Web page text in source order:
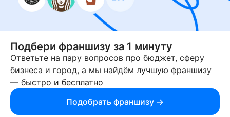
предоставления франшизы и действия лиц,
осуществленные на основании информации, имеющейся
на сайте или полученной через него. За достоверность
предоставленной информации несет ответственность
правообладатель.
© 2013-2026 Бизнесменс.ру. ИП Богомолов Ю. А. ИНН
166109472099 ОГРН 1315169000030181.
При использовании материалов гиперссылка на businessmens.ru
обязательна. 12+
Подбери франшизу за 1 минуту
Ответьте на пару вопросов про бюджет, сферу
бизнеса и город, а мы найдём лучшую франшизу
— быстро и бесплатно
Подобрать франшизу →